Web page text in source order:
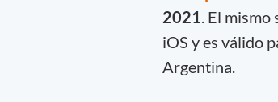
2021 . El
iOS y es válido
Argentina.